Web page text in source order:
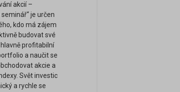
akcií –
je určen
kdo má zájem
budovat své
profitabilní
a naučit se
akcie a
Svět investic
a rychle se